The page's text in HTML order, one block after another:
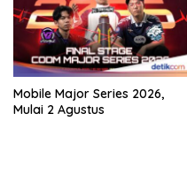
Mobile Major Series 2026,
Mulai 2 Agustus